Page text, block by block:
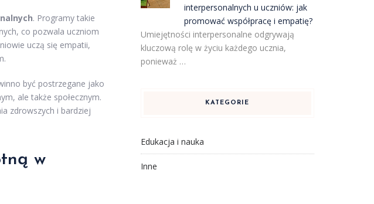
. Programy takie
co pozwala uczniom
uczą się empatii,
być postrzegane jako
ale także społecznym.
zdrowszych i bardziej
w
interpersonalnych u uczniów: jak
promować współpracę i empatię?
Umiejętności interpersonalne odgrywają
kluczową rolę w życiu każdego ucznia,
ponieważ …
KATEGORIE
Edukacja i nauka
Inne